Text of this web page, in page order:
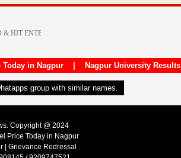
Today in Nagpur| Nagpur University Results
group with similar names.
Copyright @ 2024
Price Today in Nagpur
Grievance Redressal